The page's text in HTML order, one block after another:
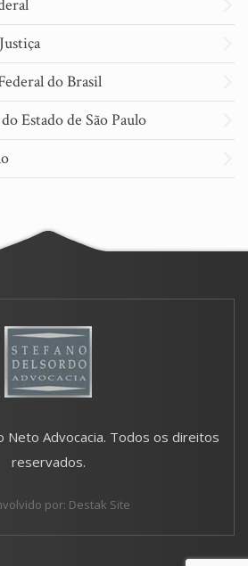
do Brasil
Estado de São Paulo
Neto Advocacia. Todos os direitos
reservados.
por: Destak Site